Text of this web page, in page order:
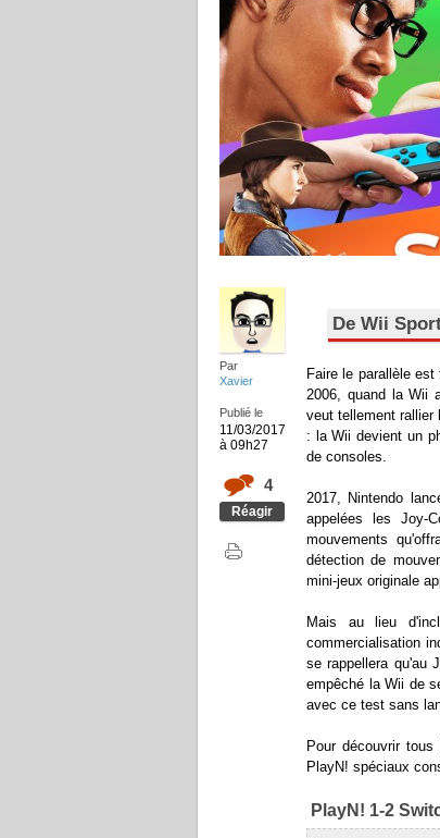
Par
Xavier
Publié le
11/03/2017
à 09h27
4
Réagir
De Wii
Faire le parallèle
2006, quand la Wii
veut tellement rallier
: la Wii devient un
de consoles.
2017, Nintendo
appelées les Joy-
mouvements
détection de
mini-jeux originale
Mais au lieu
commercialisation
se rappellera qu'au
empêché la Wii de
avec ce test sans
Pour découvrir
PlayN! spéciaux
PlayN! 1-2